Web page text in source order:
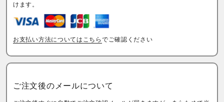
けます。
お支払い方法についてはこちら でご確認ください
ご注文後のメールについて